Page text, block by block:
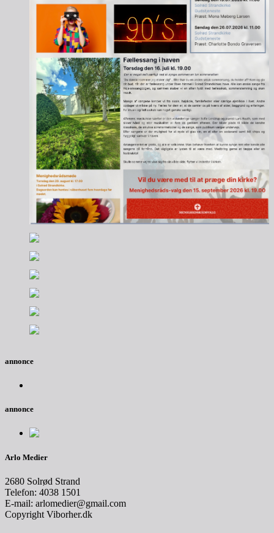
annonce
annonce
Arlo Medier
2680 Solrød Strand
Telefon: 4038 1501
E-mail: arlomedier@gmail.com
Copyright Viborher.dk